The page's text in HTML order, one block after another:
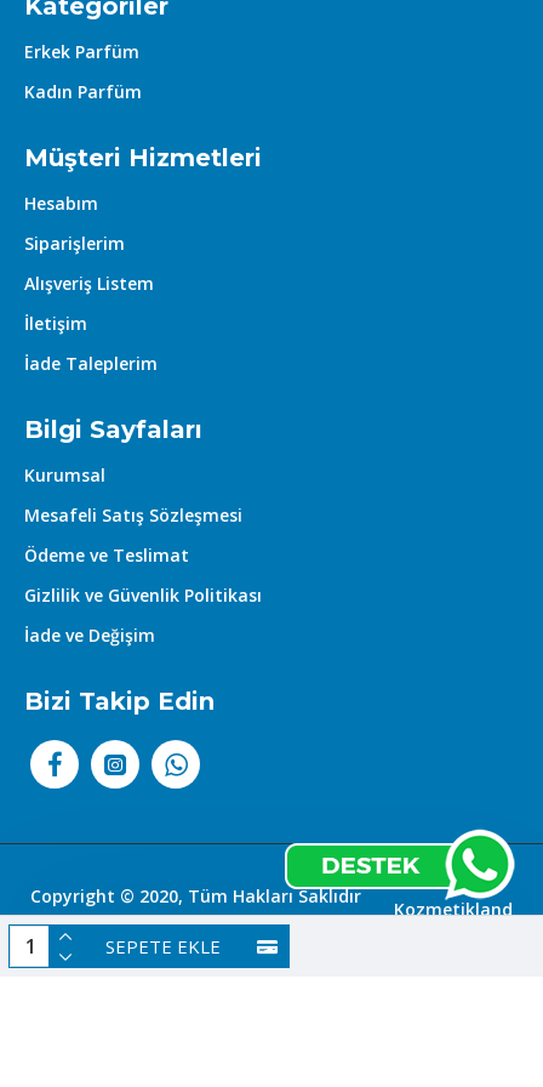
SEPETE EKLE
Kategoriler
Erkek Parfüm
Kadın Parfüm
Müşteri Hizmetleri
Hesabım
Siparişlerim
Alışveriş Listem
İletişim
İade Taleplerim
Bilgi Sayfaları
Kurumsal
Mesafeli Satış Sözleşmesi
Ödeme ve Teslimat
Gizlilik ve Güvenlik Politikası
İade ve Değişim
Bizi Takip Edin
Copyright © 2020, Tüm Hakları Saklıdır
|
Kozmetikland